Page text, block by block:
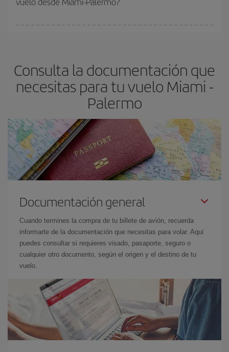
Consulta la documentación que
necesitas para tu vuelo Miami -
Palermo
Documentación general
Cuando termines la compra de tu billete de avión, recuerda
informarte de la documentación que necesitas para volar. Aquí
puedes consultar si requieres visado, pasaporte, seguro o
cualquier otro documento, según el origen y el destino de tu
vuelo.